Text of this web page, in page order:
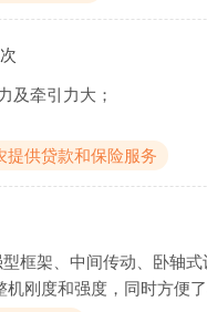
次
及牵引力大；
提供贷款和保险服务
框架、中间传动、卧轴
刚度和强度，同时方便了